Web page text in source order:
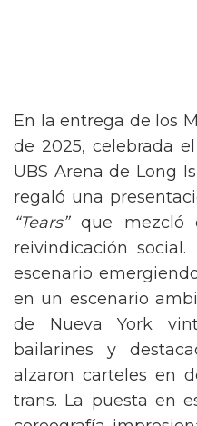
En la entrega de los
de 2025, celebrada
UBS Arena de Long
regaló una
“Tears”que mezcló
reivindicación
escenario
en un escenario
de Nueva York
bailarines y
alzaron carteles en
trans. La puesta en